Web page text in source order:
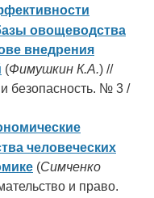
овощеводства
внедрения
(Фимушкин К.А.) //
безопасность. № 3 /
человеческих
(Симченко
и право.